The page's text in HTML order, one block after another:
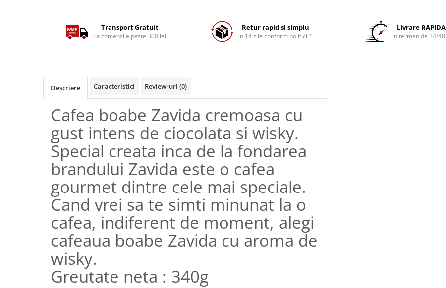
Transport Gratuit
La comenzile peste 300 lei
Retur rapid si simplu
in 14 zile conform politicii*
Livrare RAPIDA
in termen de 24/48
Descriere Caracteristici Review-uri (0)
Cafea boabe Zavida cremoasa cu
gust intens de ciocolata si wisky.
Special creata inca de la fondarea
brandului Zavida este o cafea
gourmet dintre cele mai speciale.
Cand vrei sa te simti minunat la o
cafea, indiferent de moment, alegi
cafeaua boabe Zavida cu aroma de
wisky.
Greutate neta : 340g